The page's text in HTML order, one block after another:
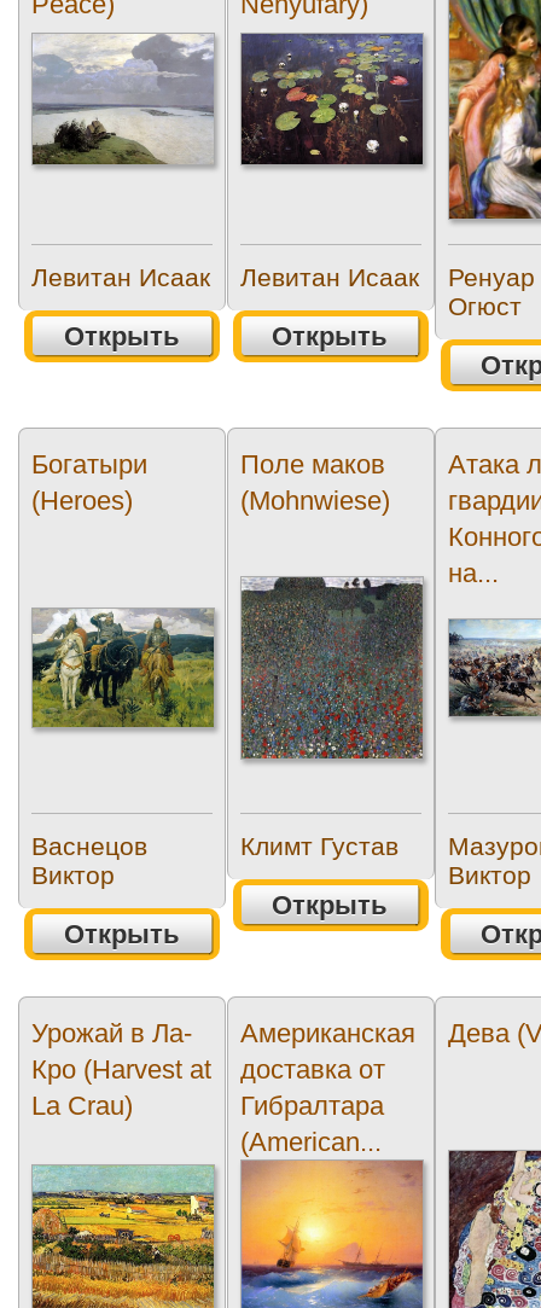
Левитан Исаак
Открыть
Левитан Исаак
Открыть
Огюст
Богатыри
(Heroes)
Васнецов
Виктор
Открыть
Поле маков
(Mohnwiese)
Климт Густав
Открыть
Атака
на...
Виктор
Урожай в Ла-
Кро (Harvest at
La Crau)
Американская
доставка от
Гибралтара
(American...
Дева